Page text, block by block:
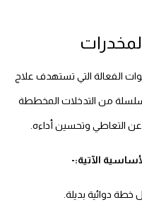
الفعالة التي تستهدف علاج
من التدخلات المخططة
التعاطي وتحسين أداءه.
الآتية:-
دوائية بديلة.